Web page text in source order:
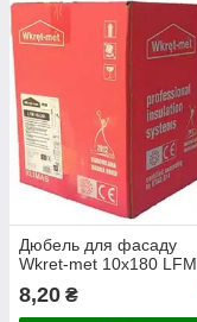
Дюбель для фасаду
Wkret-met 10х180 LFM
8,20 ₴